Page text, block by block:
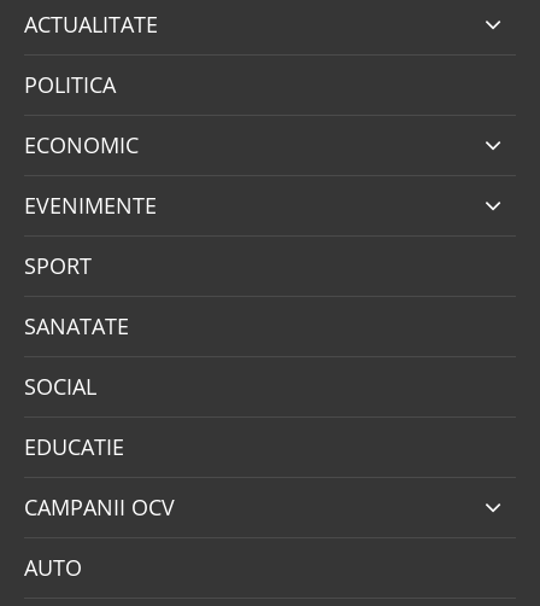
ACTUALITATE
POLITICA
ECONOMIC
EVENIMENTE
SPORT
SANATATE
SOCIAL
EDUCATIE
CAMPANII OCV
AUTO